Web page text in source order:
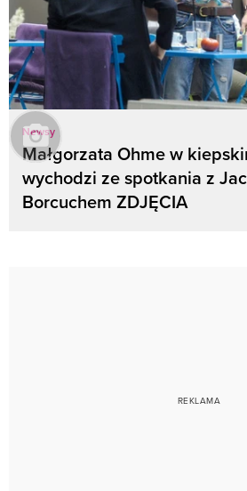
Newsy
Małgorzata Ohme w
wychodzi ze spotkania z
Borcuchem ZDJĘCIA